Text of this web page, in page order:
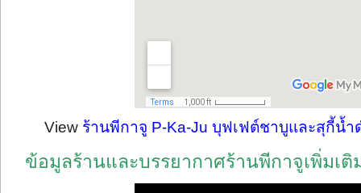
View ร้านพีกาจู P-Ka-Ju บุฟเฟต์ชาบูและสุกี้น้
ข้อมูลร้านและบรรยากาศร้านพีกาจูเพิ่มเติ